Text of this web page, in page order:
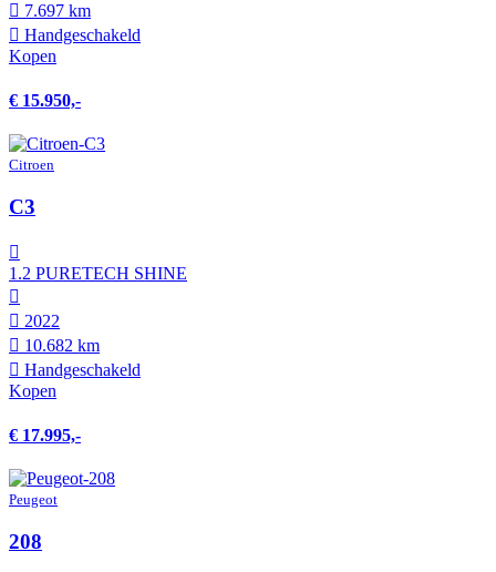
7.697 km
Hand­geschakeld
Kopen
€ 15.950,-
Citroen
C3
1.2 PURETECH SHINE
2022
10.682 km
Hand­geschakeld
Kopen
€ 17.995,-
Peugeot
208